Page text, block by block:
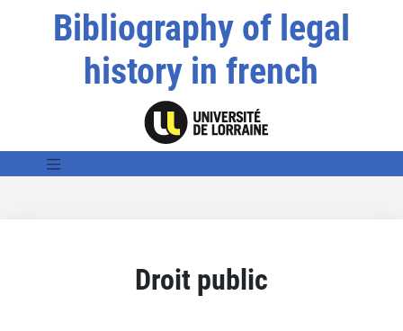
Bibliography of legal
history in french
Droit public